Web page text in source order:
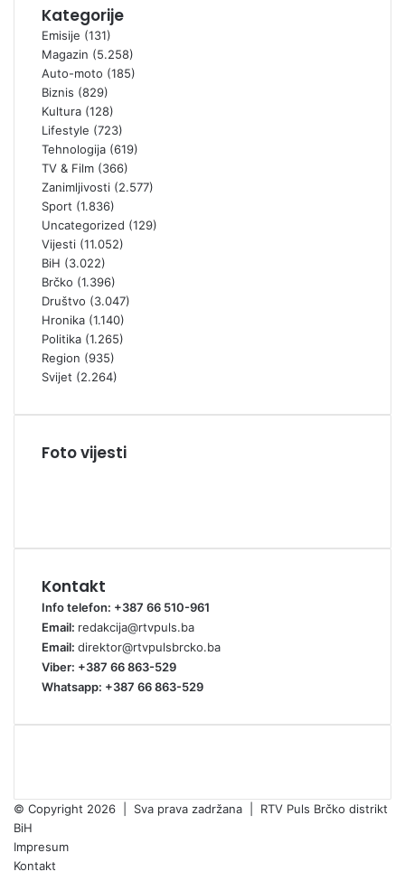
Kategorije
Emisije (131)
Magazin (5.258)
Auto-moto (185)
Biznis (829)
Kultura (128)
Lifestyle (723)
Tehnologija (619)
TV & Film (366)
Zanimljivosti (2.577)
Sport (1.836)
Uncategorized (129)
Vijesti (11.052)
BiH (3.022)
Brčko (1.396)
Društvo (3.047)
Hronika (1.140)
Politika (1.265)
Region (935)
Svijet (2.264)
Foto vijesti
Kontakt
Info telefon: +387 66 510-961
Email: redakcija@rtvpuls.ba
Email: direktor@rtvpulsbrcko.ba
Viber: +387 66 863-529
Whatsapp: +387 66 863-529
© Copyright 2026 | Sva prava zadržana | RTV Puls Brčko distrikt
BiH
Impresum
Kontakt